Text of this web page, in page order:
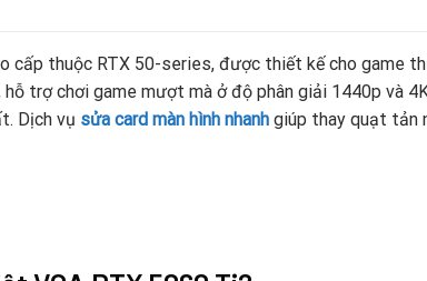
cấp thuộc RTX 50-series, được thiết kế cho game
hỗ trợ chơi game mượt mà ở độ phân giải 1440p và
Dịch vụ sửa card màn hình nhanh giúp thay quạt tản